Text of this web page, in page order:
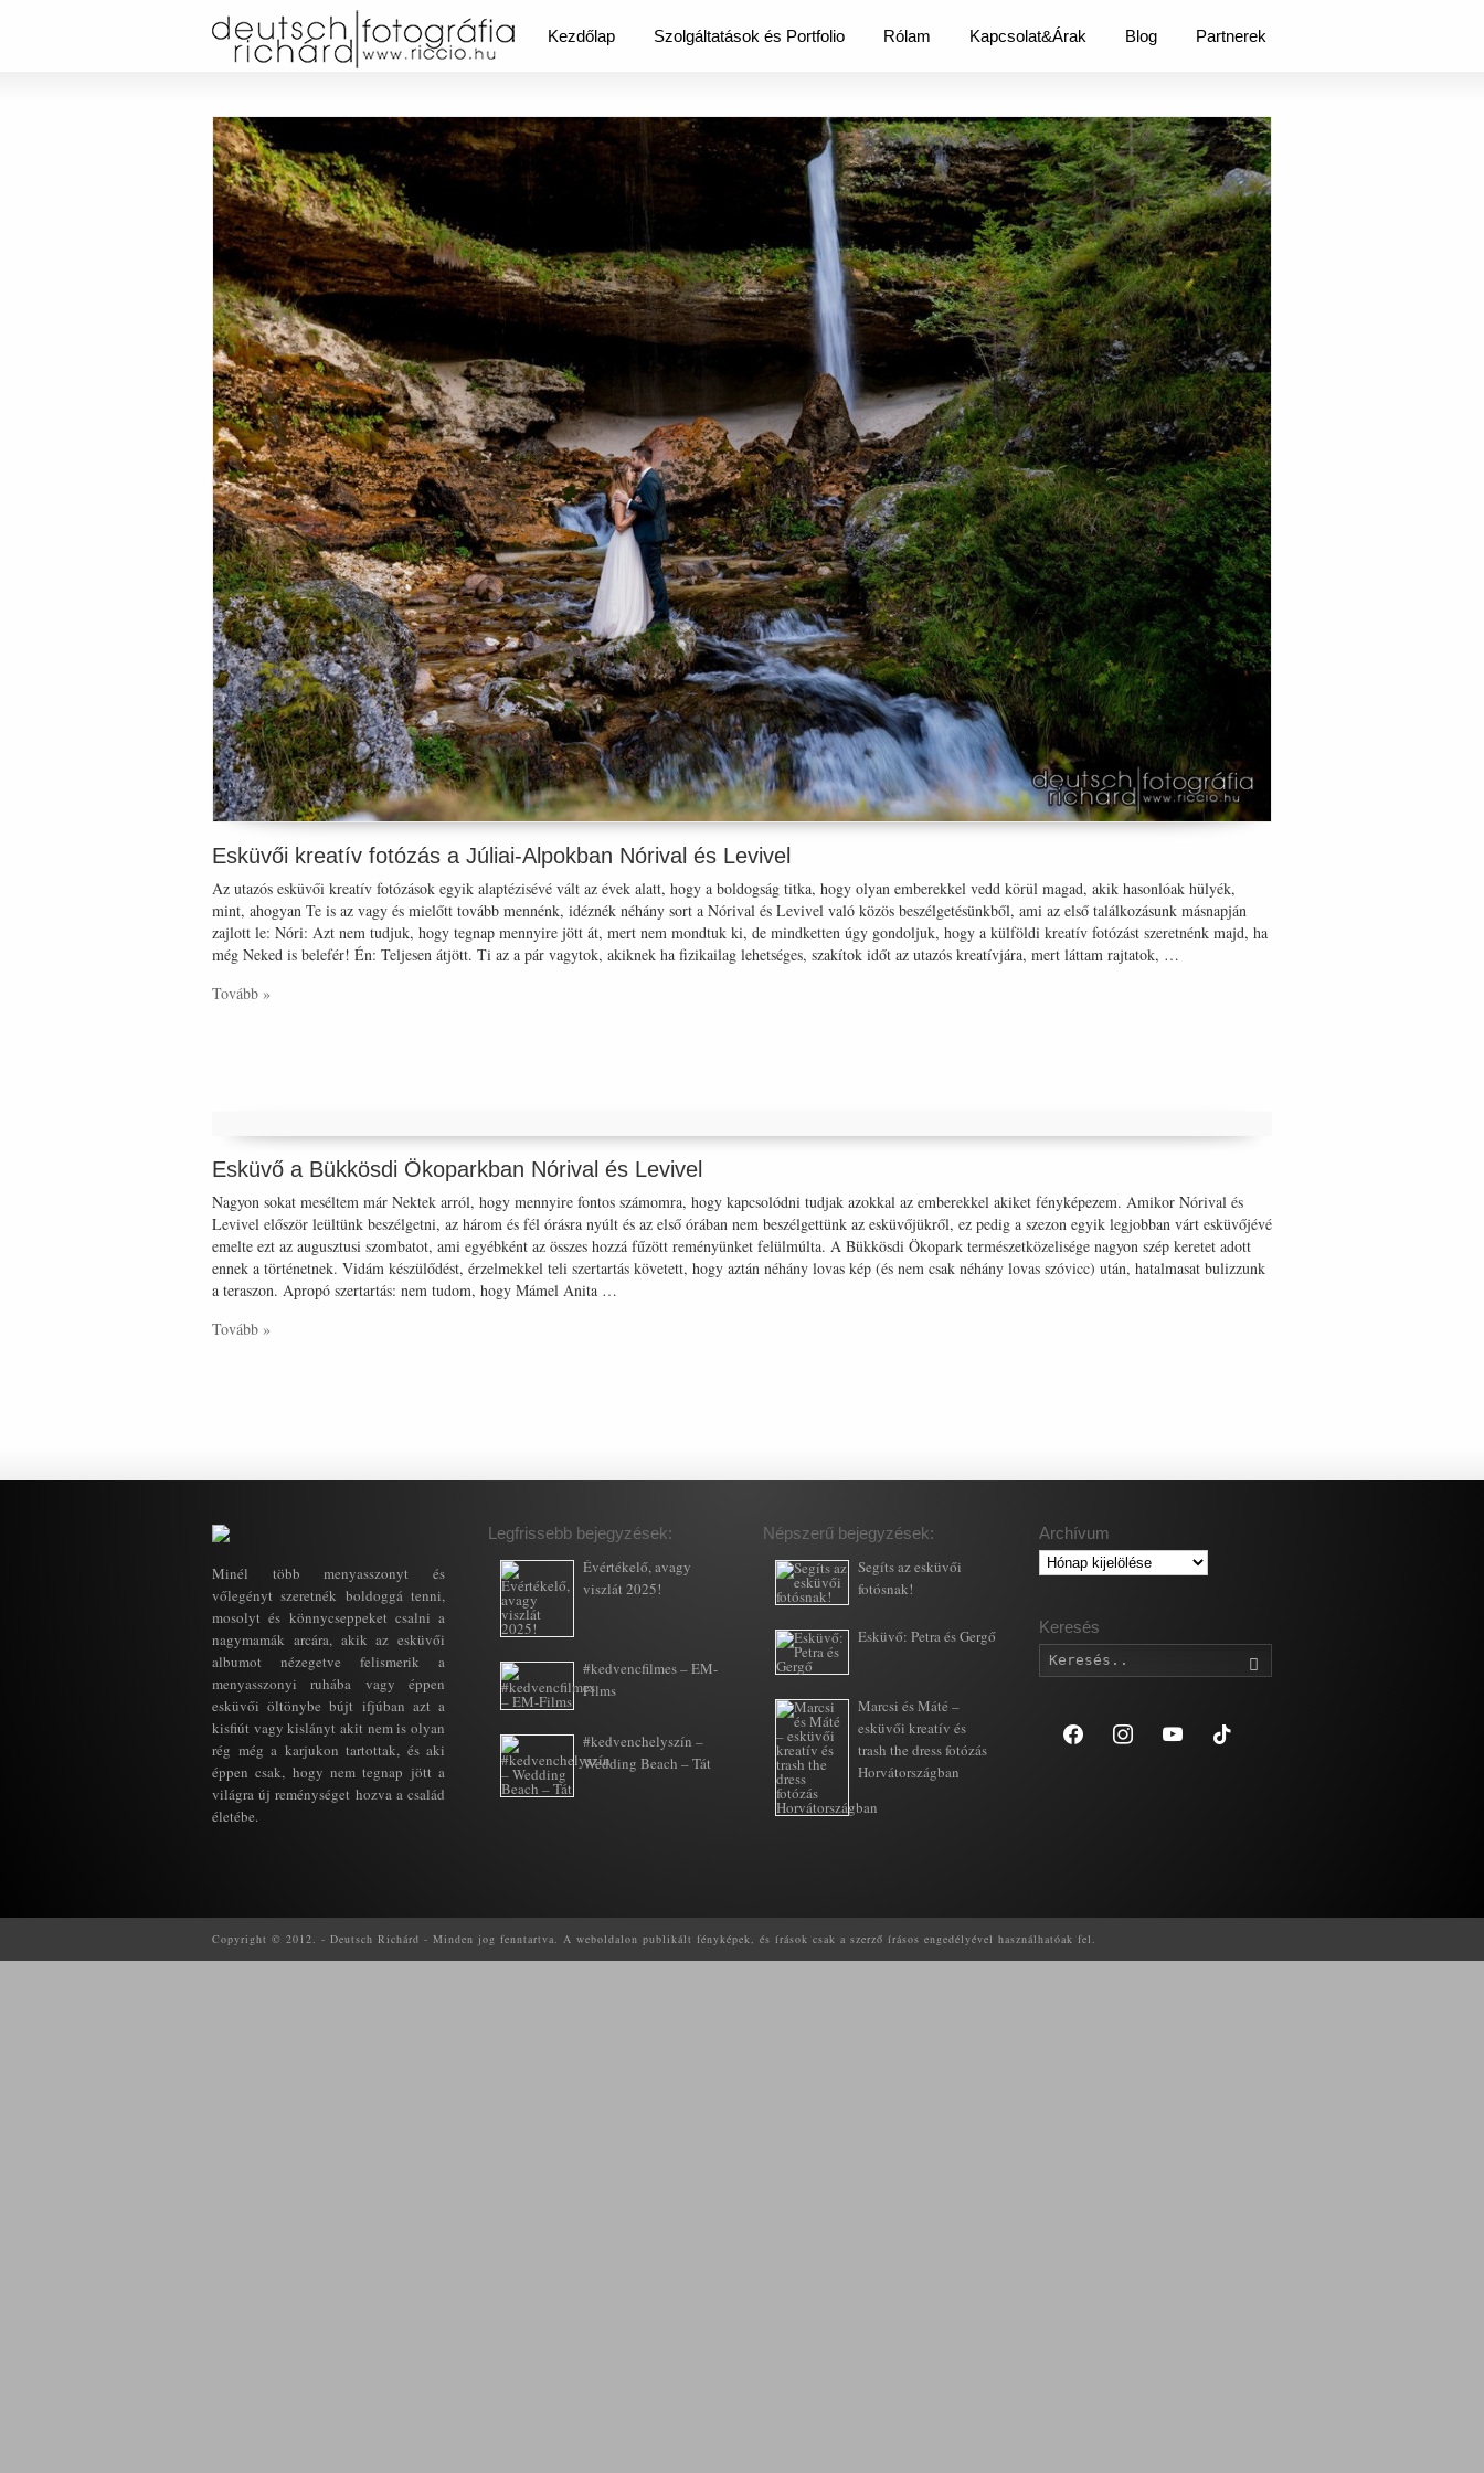
Kezdőlap Szolgáltatások és Portfolio Rólam Kapcsolat&Árak Blog Partnerek
Esküvői kreatív fotózás a Júliai-Alpokban Nórival és Levivel
Az utazós esküvői kreatív fotózások egyik alaptézisévé vált az évek alatt, hogy a boldogság titka, hogy olyan emberekkel vedd körül magad, akik hasonlóak hülyék,
mint, ahogyan Te is az vagy és mielőtt tovább mennénk, idéznék néhány sort a Nórival és Levivel való közös beszélgetésünkből, ami az első találkozásunk másnapján
zajlott le: Nóri: Azt nem tudjuk, hogy tegnap mennyire jött át, mert nem mondtuk ki, de mindketten úgy gondoljuk, hogy a külföldi kreatív fotózást szeretnénk majd, ha
még Neked is belefér! Én: Teljesen átjött. Ti az a pár vagytok, akiknek ha fizikailag lehetséges, szakítok időt az utazós kreatívjára, mert láttam rajtatok, …
Tovább »
Esküvő a Bükkösdi Ökoparkban Nórival és Levivel
Nagyon sokat meséltem már Nektek arról, hogy mennyire fontos számomra, hogy kapcsolódni tudjak azokkal az emberekkel akiket fényképezem. Amikor Nórival és
Levivel először leültünk beszélgetni, az három és fél órásra nyúlt és az első órában nem beszélgettünk az esküvőjükről, ez pedig a szezon egyik legjobban várt esküvőjévé
emelte ezt az augusztusi szombatot, ami egyébként az összes hozzá fűzött reményünket felülmúlta. A Bükkösdi Ökopark természetközelisége nagyon szép keretet adott
ennek a történetnek. Vidám készülődést, érzelmekkel teli szertartás követett, hogy aztán néhány lovas kép (és nem csak néhány lovas szóvicc) után, hatalmasat bulizzunk
a teraszon. Apropó szertartás: nem tudom, hogy Mámel Anita …
Tovább »
Minél több menyasszonyt és
vőlegényt szeretnék boldoggá tenni,
mosolyt és könnycseppeket csalni a
nagymamák arcára, akik az esküvői
albumot nézegetve felismerik a
menyasszonyi ruhába vagy éppen
esküvői öltönybe bújt ifjúban azt a
kisfiút vagy kislányt akit nem is olyan
rég még a karjukon tartottak, és aki
éppen csak, hogy nem tegnap jött a
világra új reménységet hozva a család
életébe.
Legfrissebb bejegyzések:
Évértékelő, avagy
viszlát 2025!
#kedvencfilmes – EM-
Films
#kedvenchelyszín –
Wedding Beach – Tát
Népszerű bejegyzések:
Segíts az esküvői
fotósnak!
Esküvő: Petra és Gergő
Marcsi és Máté –
esküvői kreatív és
trash the dress fotózás
Horvátországban
Archívum
Archívum
Keresés
Keresés
facebook instagram youtube tiktok
Copyright © 2012. - Deutsch Richárd - Minden jog fenntartva. A weboldalon publikált fényképek, és írások csak a szerző írásos engedélyével használhatóak fel.